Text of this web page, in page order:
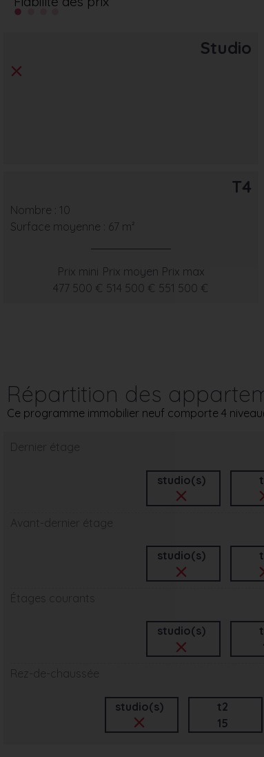
Studio
T4
Nombre : 10
Surface moyenne : 67 m²
Prix mini
477 500 €
Prix moyen
514 500 €
Prix max
551 500 €
Répartition des
Ce programme immobilier neuf comporte 4
Dernier étage
studio(s)
Avant-dernier étage
studio(s)
Étages courants
studio(s)
Rez-de-chaussée
studio(s)
t2
15